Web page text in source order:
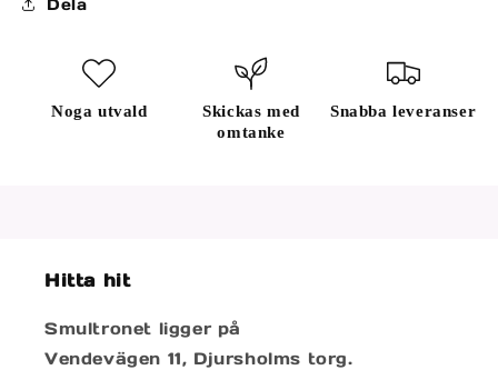
Dela
Noga utvald
Skickas med
omtanke
Snabba leveranser
Hitta hit
Smultronet ligger på
Vendevägen 11, Djursholms torg.